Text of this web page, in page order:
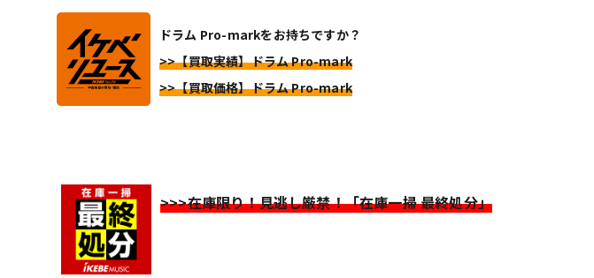
ドラム Pro-markをお持ちですか？
>>【買取実績】ドラム Pro-mark
>>【買取価格】ドラム Pro-mark
>>>在庫限り！見逃し厳禁！「在庫一掃 最終処分」